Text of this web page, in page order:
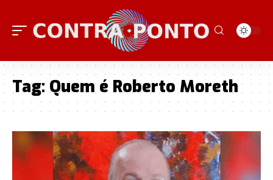
Tag: Quem é Roberto Moreth